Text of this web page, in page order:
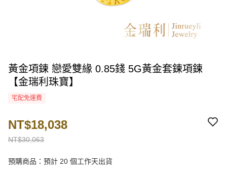
黃金項鍊 戀愛雙緣 0.85錢 5G黃金套鍊項鍊
【金瑞利珠寶】
宅配免運費
NT$30,063
NT$18,038
預購商品：預計 20 個工作天出貨